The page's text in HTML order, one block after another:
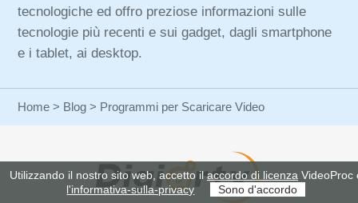
tecnologiche ed offro preziose informazioni sulle
tecnologie più recenti e sui gadget, dagli smartphone
e i tablet, ai desktop.
Home > Blog > Programmi per Scaricare Video
Utilizzando il nostro sito web, accetto ilaccordo di licenza VideoProc
l'informativa-sulla-privacy
Sono d'accordo